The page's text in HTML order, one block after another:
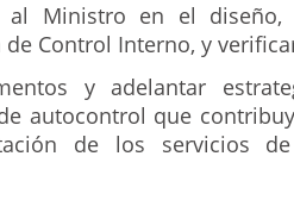
al Ministro en el diseño,
Control Interno, y
y adelantar
autocontrol que
de los servicios